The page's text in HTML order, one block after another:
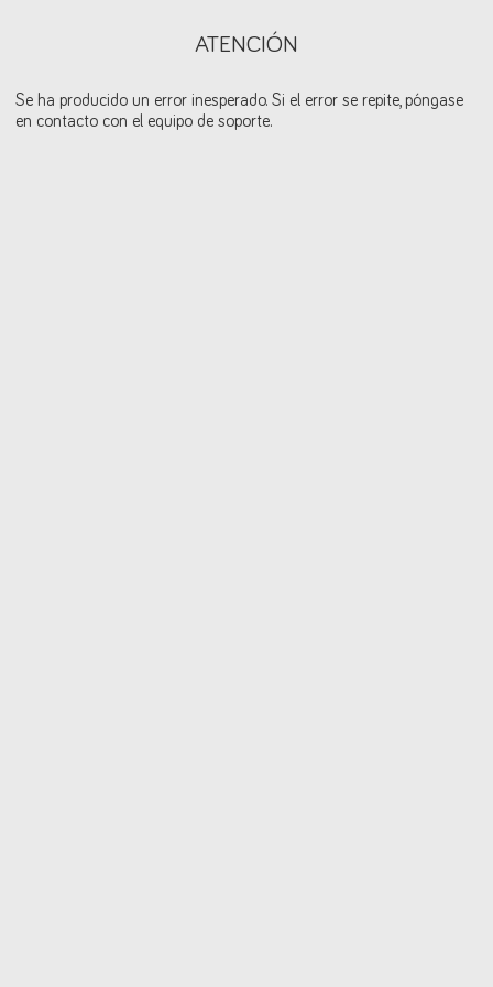
ATENCIÓN
Se ha producido un error inesperado. Si el error se repite, póngase
en contacto con el equipo de soporte.